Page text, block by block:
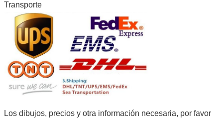
Transporte
Los dibujos, precios y otra información necesaria, por favor